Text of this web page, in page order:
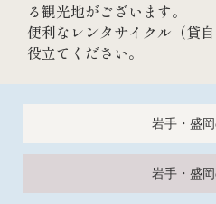
る観光地がございます。
便利なレンタサイクル（貸
役立てください。
岩手・盛
岩手・盛